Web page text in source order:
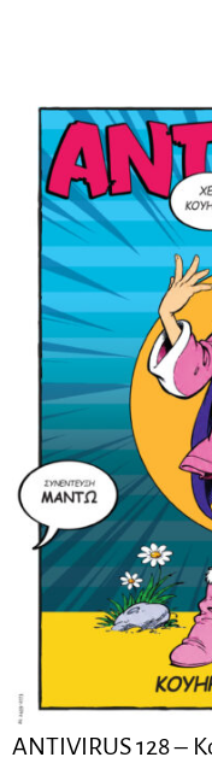
ANTIVIRUS 128 –